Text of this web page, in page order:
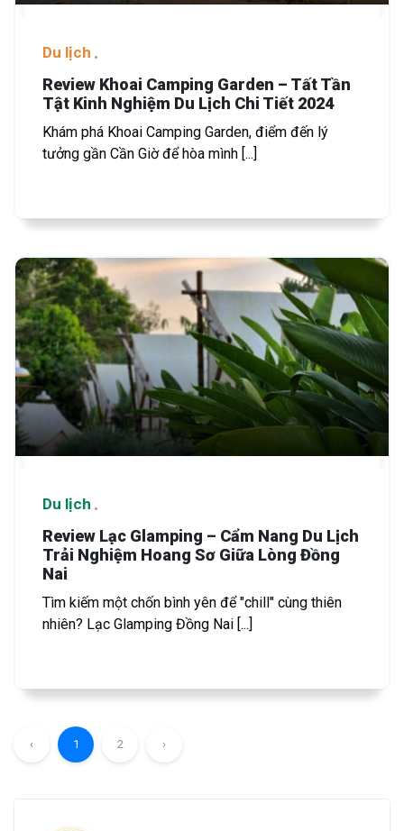
Du lịch
Review Khoai Camping Garden – Tất Tần
Tật Kinh Nghiệm Du Lịch Chi Tiết 2024
Khám phá Khoai Camping Garden, điểm đến lý
tưởng gần Cần Giờ để hòa mình [...]
Du lịch
Review Lạc Glamping – Cẩm Nang Du Lịch
Trải Nghiệm Hoang Sơ Giữa Lòng Đồng
Nai
Tìm kiếm một chốn bình yên để "chill" cùng thiên
nhiên? Lạc Glamping Đồng Nai [...]
‹ 1 2 ›